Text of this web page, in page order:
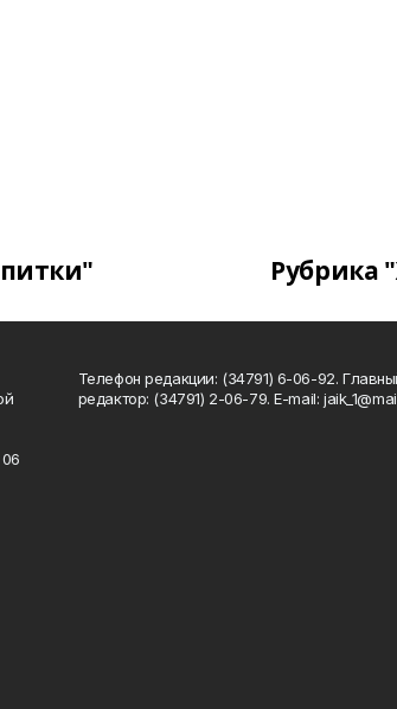
Рубрика
Телефон редакции: (34791) 6-06-92.
редактор: (34791) 2-06-79. Е-mаil: